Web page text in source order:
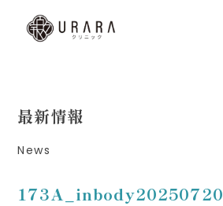
最新情報
News
173A_inbody20250720